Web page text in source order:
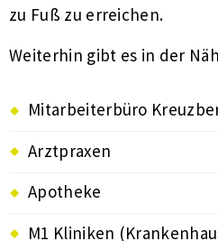
zu Fuß zu erreichen.
Weiterhin gibt es in der
Mitarbeiterbüro
Arztpraxen
Apotheke
M1 Kliniken